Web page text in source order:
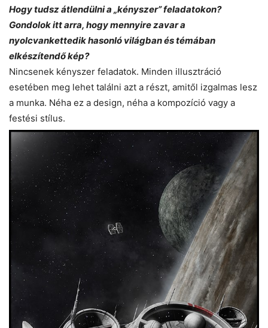
Hogy tudsz átlendülni a „kényszer” feladatokon?
Gondolok itt arra, hogy mennyire zavar a
nyolcvankettedik hasonló világban és témában
elkészítendő kép?
Nincsenek kényszer feladatok. Minden illusztráció
esetében meg lehet találni azt a részt, amitől izgalmas lesz
a munka. Néha ez a design, néha a kompozíció vagy a
festési stílus.